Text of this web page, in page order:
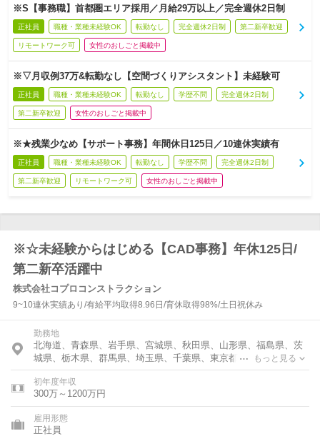
※S【事務職】首都圏エリア採用／月給29万以上／完全週休2日制
正社員 職種・業種未経験OK 転勤なし 完全週休2日制 第二新卒歓迎
リモートワーク可 女性のおしごと掲載中
※▽月収例37万&転勤なし【空間づくりアシスタント】未経験可
正社員 職種・業種未経験OK 転勤なし 学歴不問 完全週休2日制
第二新卒歓迎 女性のおしごと掲載中
※★残業少なめ【サポート事務】年間休日125日／10連休実績有
正社員 職種・業種未経験OK 転勤なし 学歴不問 完全週休2日制
第二新卒歓迎 リモートワーク可 女性のおしごと掲載中
※☆未経験からはじめる【CAD事務】年休125日/
第二新卒活躍中
株式会社コプロコンストラクション
9~10連休実績あり/有給平均取得8.96日/育休取得98%/土日祝休み
勤務地
北海道、青森県、岩手県、宮城県、秋田県、山形県、福島県、茨
城県、栃木県、群馬県、埼玉県、千葉県、東京都、神奈川県、富
山県、石川県、福井県、新潟県、山梨県、長野県、岐阜県、静岡
県、愛知県、三重県、滋賀県、京都府、大阪府、兵庫県、奈良
県、和歌山県、鳥取県、島根県、岡山県、広島県、山口県、徳島
県、香川県、愛媛県、高知県、福岡県、佐賀県、長崎県、熊本
県、大分県、宮崎県、鹿児島県、沖縄県
もっと見る
初年度年収
300万～1200万円
雇用形態
正社員